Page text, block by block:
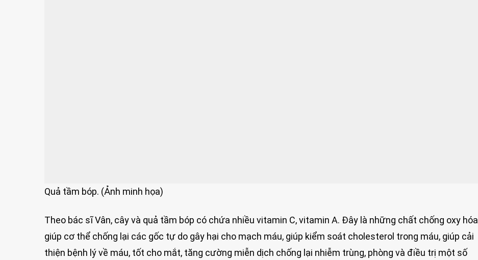
Quả tầm bóp. (Ảnh minh họa)
Theo bác sĩ Vân, cây và quả tầm bóp có chứa nhiều vitamin C, vitamin A. Đây là những chất chống oxy hóa
giúp cơ thể chống lại các gốc tự do gây hại cho mạch máu, giúp kiểm soát cholesterol trong máu, giúp cải
thiện bệnh lý về máu, tốt cho mắt, tăng cường miễn dịch chống lại nhiễm trùng, phòng và điều trị một số